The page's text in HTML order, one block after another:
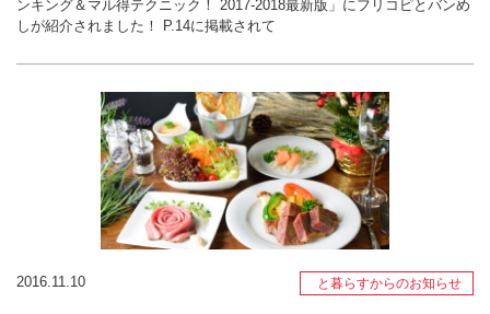
ンキング＆マル得テクニック！ 2017-2018最新版」にフリコピとバンめ
しが紹介されました！ P.14に掲載されて
2016.11.10 と暮らすからのお知らせ